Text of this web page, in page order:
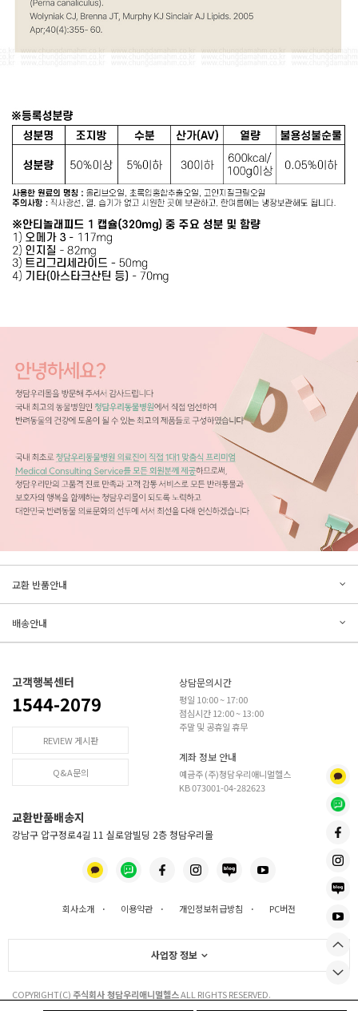
교환 반품안내
배송안내
고객행복센터
1544-2079
REVIEW 게시판
Q&A문의
상담문의시간
평일 10:00 ~ 17:00
점심시간 12:00 ~ 13:00
주말 및 공휴일 휴무
계좌 정보 안내
예금주 (주)청담우리애니멀헬스
KB 073001-04-282623
교환반품배송지
강남구 압구정로4길 11 실로암빌딩 2층 청담우리몰
회사소개 · 이용약관 · 개인정보취급방침 · PC버전
사업장 정보
COPYRIGHT(C)주식회사 청담우리애니멀헬스ALL RIGHTS RESERVED.